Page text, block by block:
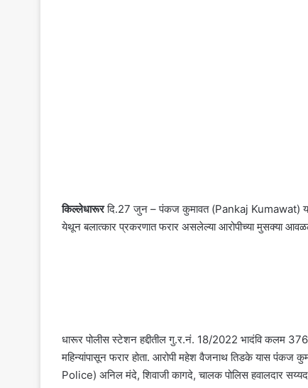
किल्लेधारूरदि.27 जुन – पंकज कुमावत (Pankaj Kumawat) यांच्या
येथून बलात्कार प्रकरणात फरार असलेल्या आरोपीच्या मुसक्या
धारूर पोलीस स्टेशन हद्दीतील गु.र.नं. 18/2022 भादंवि कलम 376
महिन्यांपासून फरार होता. आरोपी महेश वैजनाथ तिडके यास पंंकज
Police) अनिल मंदे, शिवाजी कागदे, चालक पोलिस हवालदार सय्यद